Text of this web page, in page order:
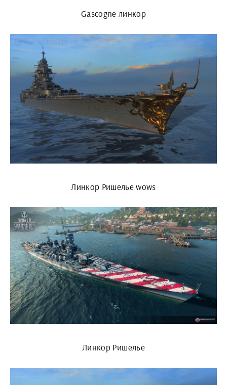
Gascogne линкор
Линкор Ришелье wows
Линкор Ришелье